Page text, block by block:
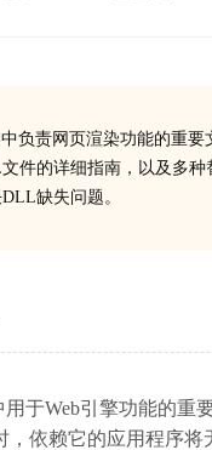
中负责网页渲染功能的重
件的详细指南，以及多
缺失问题。
用于Web引擎功能的
，依赖它的应用程序